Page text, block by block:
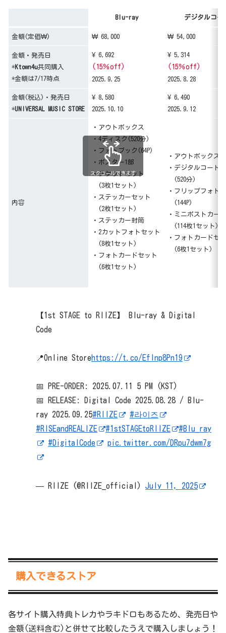
Blu-ray デジタルコー
金額(定価₩) ₩ 68,000 ₩ 54,000
金額・発売日
*Ktown4u共同購入
*金額は7/17時点
¥ 6,692
(15％off)
2025.9.25
¥ 5,314
(15％off)
2025.8.28
金額(税込)・発売日
*UNIVERSAL MUSIC STORE
¥ 8,580
2025.10.10
¥ 6,490
2025.9.12
内容
・アウトボックス
・4ディスク(520分)
・フォトブック(64P)
・ポスター1部
・チケットセット
(3枚1セット)
・ステッカーセット
(2枚1セット)
・ステッカー封筒
・2カットフォトセット
(8枚1セット)
・フォトカードセット
(6枚1セット)
・アウトボックス
・デジタルコード
(520分)
・フリップフォト
(144P)
・ミニポストカー
(114枚1セット)
・フォトカードセ
(6枚1セット)
スクロールできます
【1st STAGE to RIIZE】 Blu-ray & Digital
Code
📍Online Storehttps://t.co/EfInp8Pn19
📅 PRE-ORDER: 2025.07.11 5 PM (KST)
📅 RELEASE: Digital Code 2025.08.28 / Blu-
ray 2025.09.25#RIIZE
#라이즈
#RISEandREALIZE
#1stSTAGEtoRIIZE
#Blu_ray
#DigitalCode
pic.twitter.com/DRpu7dwm7g
— RIIZE (@RIIZE_official) July 11, 2025
購入できるストア
各サイト購入特典トレカやラキドロもあるため、発売日や
金額(送料含む)と併せて比較したうえで購入しましょう！